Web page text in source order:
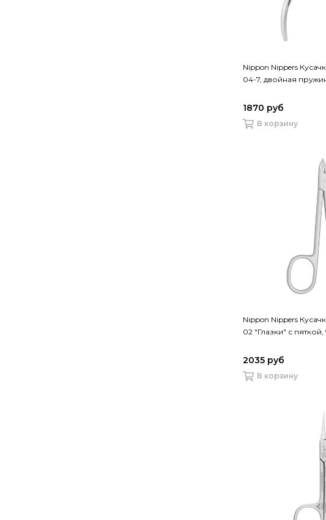
Nippon Nippers
04-7, двойная
1870 руб
В корзину
Nippon Nippers
02 "Глазки" с пяткой,
2035 руб
В корзину